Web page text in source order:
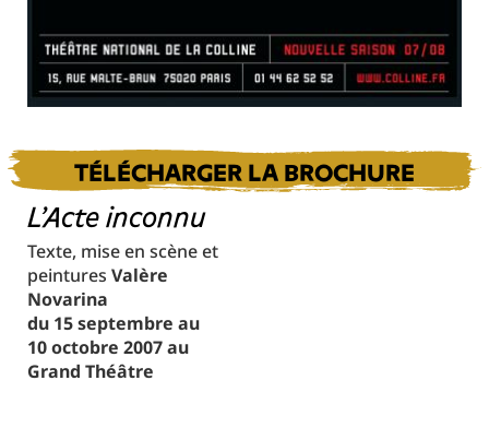
TÉLÉCHARGER LA BROCHURE
L'Acte inconnu
Texte, mise en scène et
peintures Valère
Novarina
du 15 septembre au
10 octobre 2007 au
Grand Théâtre